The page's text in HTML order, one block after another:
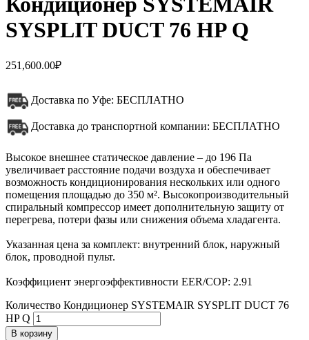
SYSPLIT DUCT 76 HP Q
251,600.00₽
Доставка по Уфе: БЕСПЛАТНО
Доставка до транспортной компании: БЕСПЛАТНО
Высокое внешнее статическое давление – до 196 Па
увеличивает расстояние подачи воздуха и обеспечивает
возможность кондиционирования нескольких или одного
помещения площадью до 350 м². Высокопроизводительный
спиральный компрессор имеет дополнительную защиту от
перегрева, потери фазы или снижения объема хладагента.
Указанная цена за комплект: внутренний блок, наружный
блок, проводной пульт.
Коэффициент энергоэффективности EER/COP: 2.91
Количество Кондиционер SYSTEMAIR SYSPLIT DUCT 76
HP Q
В корзину